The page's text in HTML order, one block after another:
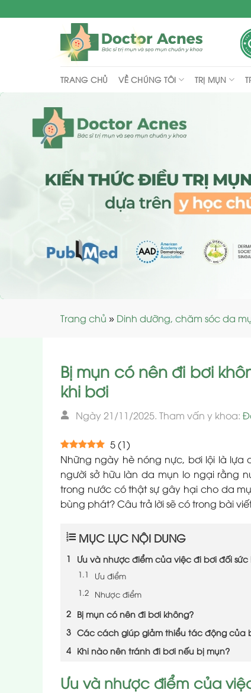
to
TRANG CHỦ VỀ CHÚNG TÔI TRỊ MỤN
Trang chủ » Dinh dưỡng, chăm sóc da
Bị mụn có nên đi bơi
khi bơi
Ngày 21/11/2025. Tham vấn y khoa:
5(1)
Những ngày hè nóng nực, bơi lội là lựa
người sở hữu làn da mụn lo ngại rằng
trong nước có thật sự gây hại cho da
bùng phát? Câu trả lời sẽ có trong bài
MỤC LỤC NỘI DUNG
Ưu và nhược điểm của việc đi bơi đối
Ưu điểm
Nhược điểm
Bị mụn có nên đi bơi không?
Các cách giúp giảm thiểu tác động của
Khi nào nên tránh đi bơi nếu bị mụn?
Ưu và nhược điểm của